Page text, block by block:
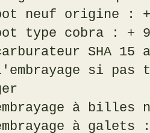
neuf origine :
type cobra : +
SHA
si
à
à